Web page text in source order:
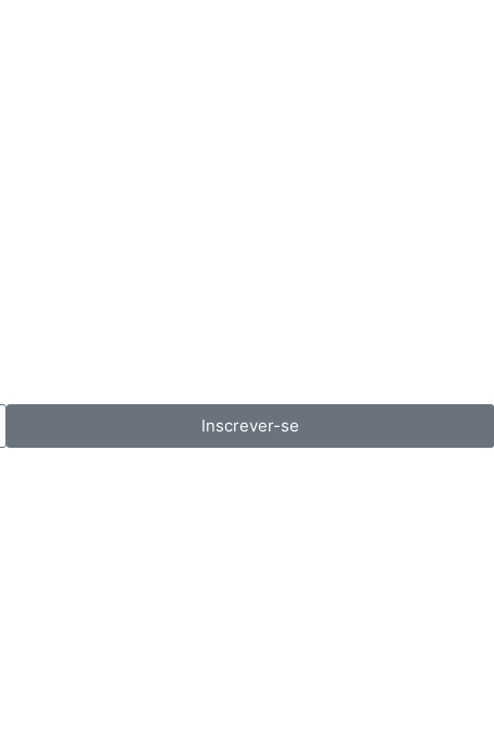
Inscrever-se